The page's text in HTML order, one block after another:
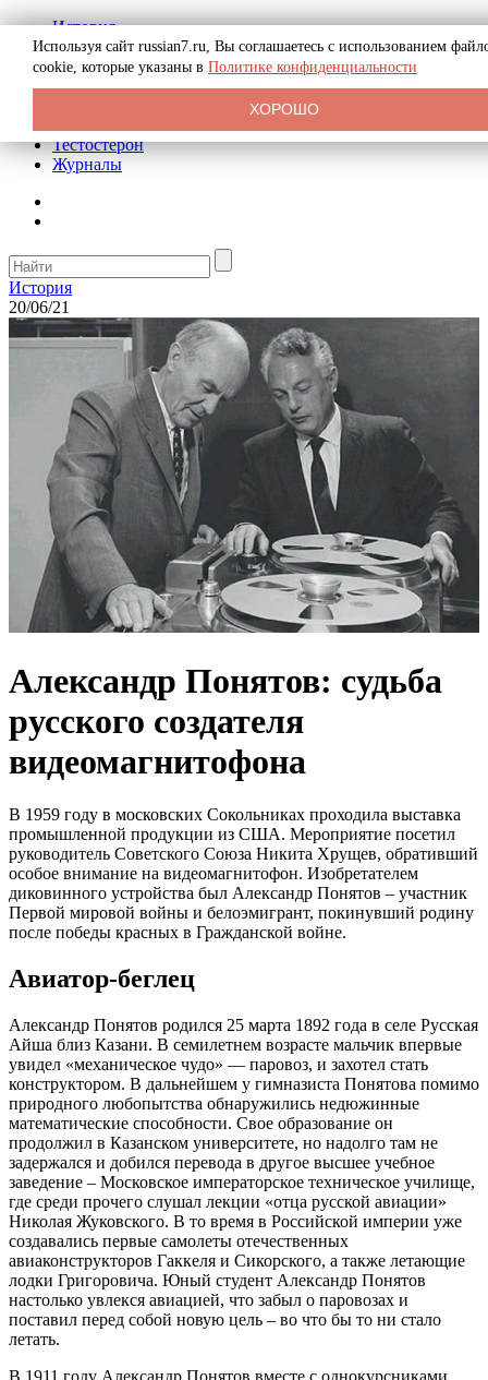
История
Биография
Криминал
Реклама на сайте
Тестостерон
Журналы
История
20/06/21
Александр Понятов: судьба
русского создателя
видеомагнитофона
В 1959 году в московских Сокольниках проходила выставка
промышленной продукции из США. Мероприятие посетил
руководитель Советского Союза Никита Хрущев, обративший
особое внимание на видеомагнитофон. Изобретателем
диковинного устройства был Александр Понятов – участник
Первой мировой войны и белоэмигрант, покинувший родину
после победы красных в Гражданской войне.
Авиатор-беглец
Александр Понятов родился 25 марта 1892 года в селе Русская
Айша близ Казани. В семилетнем возрасте мальчик впервые
увидел «механическое чудо» — паровоз, и захотел стать
конструктором. В дальнейшем у гимназиста Понятова помимо
природного любопытства обнаружились недюжинные
математические способности. Свое образование он
продолжил в Казанском университете, но надолго там не
задержался и добился перевода в другое высшее учебное
заведение – Московское императорское техническое училище,
где среди прочего слушал лекции «отца русской авиации»
Николая Жуковского. В то время в Российской империи уже
создавались первые самолеты отечественных
авиаконструкторов Гаккеля и Сикорского, а также летающие
лодки Григоровича. Юный студент Александр Понятов
настолько увлекся авиацией, что забыл о паровозах и
поставил перед собой новую цель – во что бы то ни стало
летать.
Используя сайт russian7.ru, Вы соглашаетесь с использованием
cookie, которые указаны в Политике конфиденциальности
ХОРОШО